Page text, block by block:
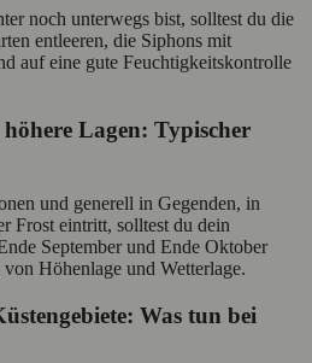
noch unterwegs bist, solltest du die
entleeren, die Siphons mit
auf eine gute Feuchtigkeitskontrolle
Lagen: Typischer
und generell in Gegenden, in
Frost eintritt, solltest du dein
September und Ende Oktober
Höhenlage und Wetterlage.
Was tun bei